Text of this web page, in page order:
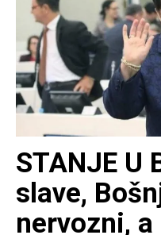
STANJE U
slave,
nervozni,